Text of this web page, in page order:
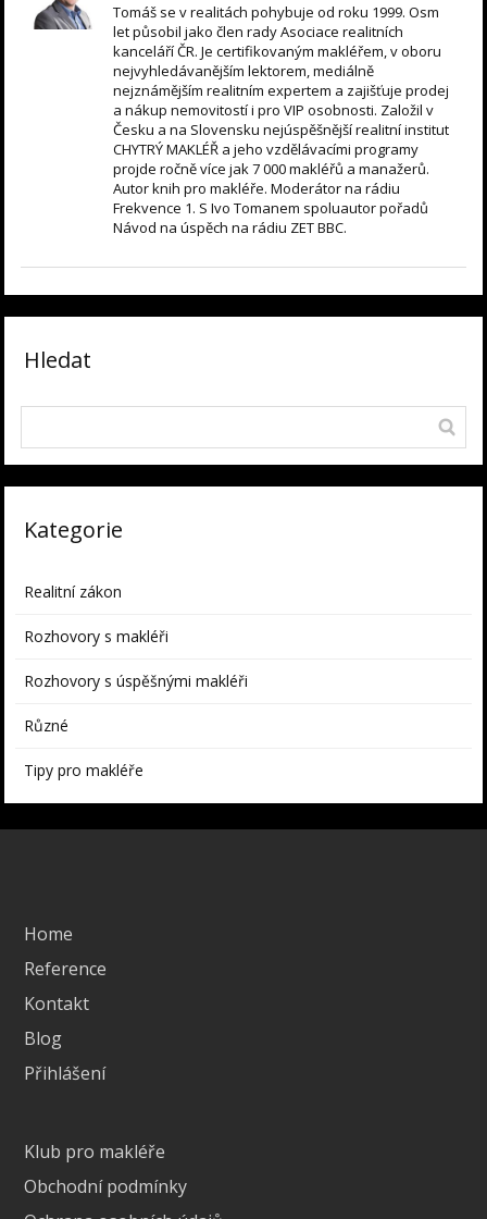
Tomáš se v realitách pohybuje od roku 1999. Osm
let působil jako člen rady Asociace realitních
kanceláří ČR. Je certifikovaným makléřem, v oboru
nejvyhledávanějším lektorem, mediálně
nejznámějším realitním expertem a zajišťuje prodej
a nákup nemovitostí i pro VIP osobnosti. Založil v
Česku a na Slovensku nejúspěšnější realitní institut
CHYTRÝ MAKLÉŘ a jeho vzdělávacími programy
projde ročně více jak 7 000 makléřů a manažerů.
Autor knih pro makléře. Moderátor na rádiu
Frekvence 1. S Ivo Tomanem spoluautor pořadů
Návod na úspěch na rádiu ZET BBC.
Hledat
Kategorie
Realitní zákon
Rozhovory s makléři
Rozhovory s úspěšnými makléři
Různé
Tipy pro makléře
Home
Reference
Kontakt
Blog
Přihlášení
Klub pro makléře
Obchodní podmínky